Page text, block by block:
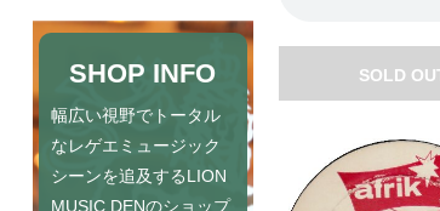
SOLD
SHOP INFO
幅広い視野でトータル
なレゲエミュージック
シーンを追及するLION
MUSIC DENのショップ